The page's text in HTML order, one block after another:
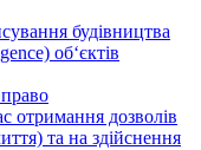
будівництва
об‘єктів
отримання дозволів
та на здійснення